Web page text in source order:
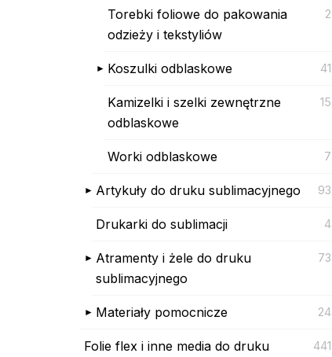
Torebki foliowe do pakowania
odzieży i tekstyliów
2
Koszulki odblaskowe 41
Kamizelki i szelki zewnętrzne
odblaskowe
15
Worki odblaskowe 7
Artykuły do druku sublimacyjnego 93
Drukarki do sublimacji 4
Atramenty i żele do druku
sublimacyjnego
73
Materiały pomocnicze 24
Folie flex i inne media do druku
441